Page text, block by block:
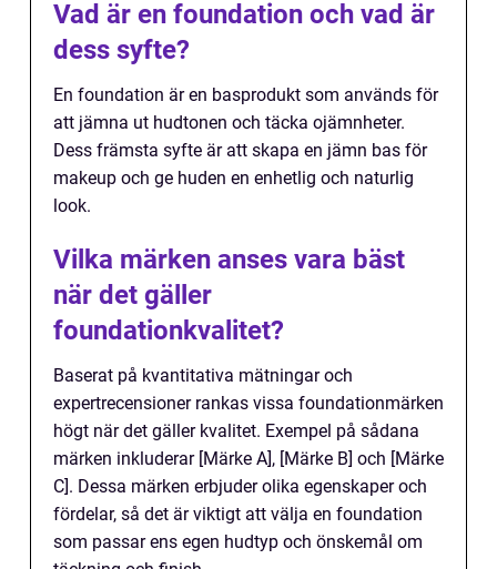
Vad är en foundation och vad är
dess syfte?
En foundation är en basprodukt som används för
att jämna ut hudtonen och täcka ojämnheter.
Dess främsta syfte är att skapa en jämn bas för
makeup och ge huden en enhetlig och naturlig
look.
Vilka märken anses vara bäst
när det gäller
foundationkvalitet?
Baserat på kvantitativa mätningar och
expertrecensioner rankas vissa foundationmärken
högt när det gäller kvalitet. Exempel på sådana
märken inkluderar [Märke A], [Märke B] och [Märke
C]. Dessa märken erbjuder olika egenskaper och
fördelar, så det är viktigt att välja en foundation
som passar ens egen hudtyp och önskemål om